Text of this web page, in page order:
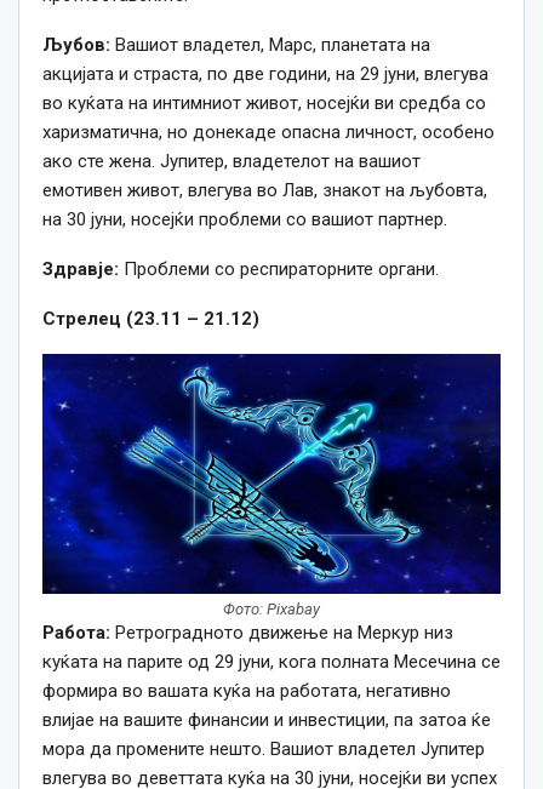
Љубов: Вашиот владетел, Марс, планетата на
акцијата и страста, по две години, на 29 јуни, влегува
во куќата на интимниот живот, носејќи ви средба со
харизматична, но донекаде опасна личност, особено
ако сте жена. Јупитер, владетелот на вашиот
емотивен живот, влегува во Лав, знакот на љубовта,
на 30 јуни, носејќи проблеми со вашиот партнер.
Здравје: Проблеми со респираторните органи.
Стрелец (23.11 – 21.12)
Фото: Pixabay
Работа: Ретроградното движење на Меркур низ
куќата на парите од 29 јуни, кога полната Месечина се
формира во вашата куќа на работата, негативно
влијае на вашите финансии и инвестиции, па затоа ќе
мора да промените нешто. Вашиот владетел Јупитер
влегува во деветтата куќа на 30 јуни, носејќи ви успех